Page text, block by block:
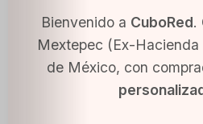
Bienvenido a CuboRed.
Mextepec (Ex-
de México, con